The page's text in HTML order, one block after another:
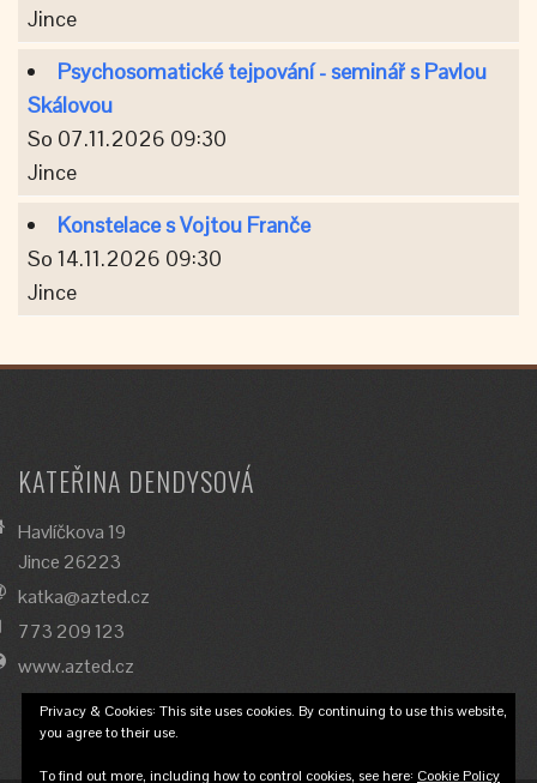
Jince
Psychosomatické tejpování - seminář s Pavlou
Skálovou
So 07.11.2026 09:30
Jince
Konstelace s Vojtou Franče
So 14.11.2026 09:30
Jince
KATEŘINA DENDYSOVÁ
Havlíčkova 19
Jince 26223
katka@azted.cz
773 209 123
www.azted.cz
Privacy & Cookies: This site uses cookies. By continuing to use this website,
you agree to their use.
To find out more, including how to control cookies, see here: Cookie Policy